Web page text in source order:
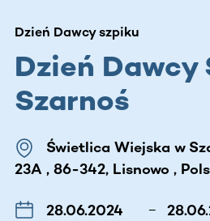
Dzień Dawcy szpiku
Dzień Dawcy
Szarnoś
Świetlica Wiejska w
23A , 86-342, Lisnowo ,
28.06.2024 –